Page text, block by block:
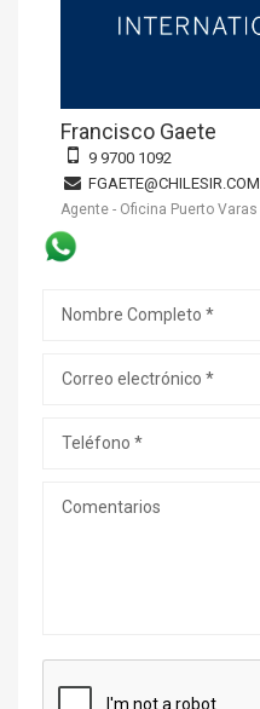
Francisco Gaete
9 9700 1092
FGAETE@CHILESIR.COM
Agente - Oficina Puerto Varas